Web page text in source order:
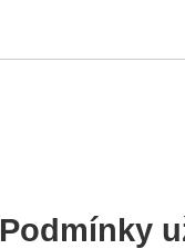
Podmínky